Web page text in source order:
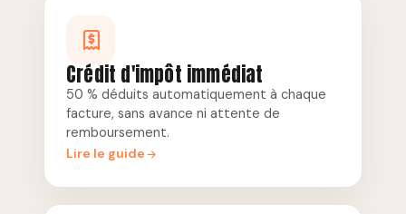
Crédit d'impôt immédiat
50 % déduits automatiquement à chaque
facture, sans avance ni attente de
remboursement.
Lire le guide